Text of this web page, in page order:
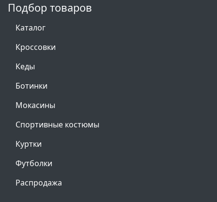
Подбор товаров
Каталог
Кроссовки
Кеды
Ботинки
Мокасины
Спортивные костюмы
Куртки
Футболки
Распродажа